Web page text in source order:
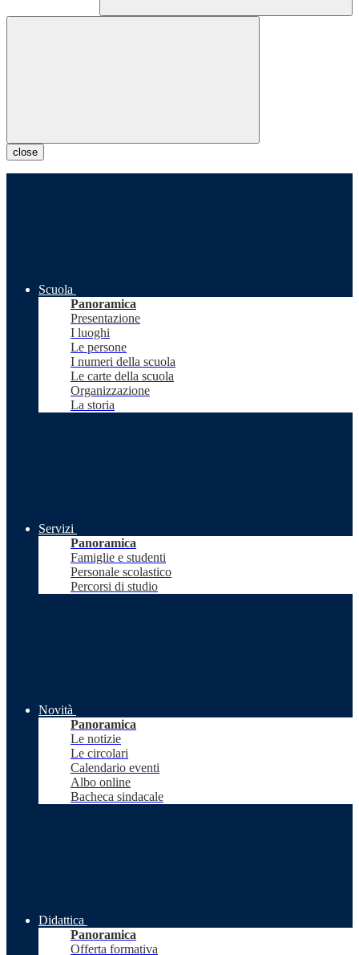
close
Scuola
Panoramica
Presentazione
I luoghi
Le persone
I numeri della scuola
Le carte della scuola
Organizzazione
La storia
Servizi
Panoramica
Famiglie e studenti
Personale scolastico
Percorsi di studio
Novità
Panoramica
Le notizie
Le circolari
Calendario eventi
Albo online
Bacheca sindacale
Didattica
Panoramica
Offerta formativa